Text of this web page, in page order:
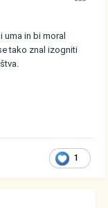
uma in bi moral
tako znal izogniti
1